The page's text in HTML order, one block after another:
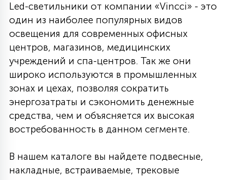
Led-светильники от компании «Vincci» - это
один из наиболее популярных видов
освещения для современных офисных
центров, магазинов, медицинских
учреждений и спа-центров. Так же они
широко используются в промышленных
зонах и цехах, позволяя сократить
энергозатраты и сэкономить денежные
средства, чем и объясняется их высокая
востребованность в данном сегменте.
В нашем каталоге вы найдете подвесные,
накладные, встраиваемые, трековые